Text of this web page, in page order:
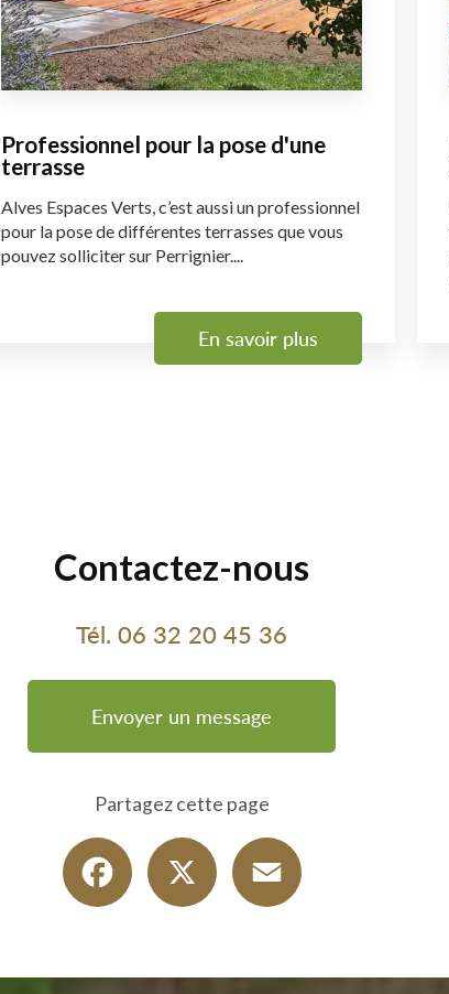
Professionnel pour la pose d'une
terrasse
Alves Espaces Verts, c’est aussi un professionnel
pour la pose de différentes terrasses que vous
pouvez solliciter sur Perrignier....
En savoir plus
Contactez-nous
Tél. 06 32 20 45 36
Envoyer un message
Partagez cette page
Facebook